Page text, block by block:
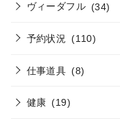
ヴィーダフル (34)
予約状況 (110)
仕事道具 (8)
健康 (19)